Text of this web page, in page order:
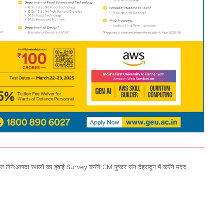
लेने:आपदा स्थलों का हवाई Survey करेंगे:CM पुष्कर संग देहरादून में करेंगे मदद